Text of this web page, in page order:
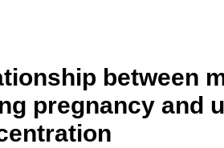
between
pregnancy and